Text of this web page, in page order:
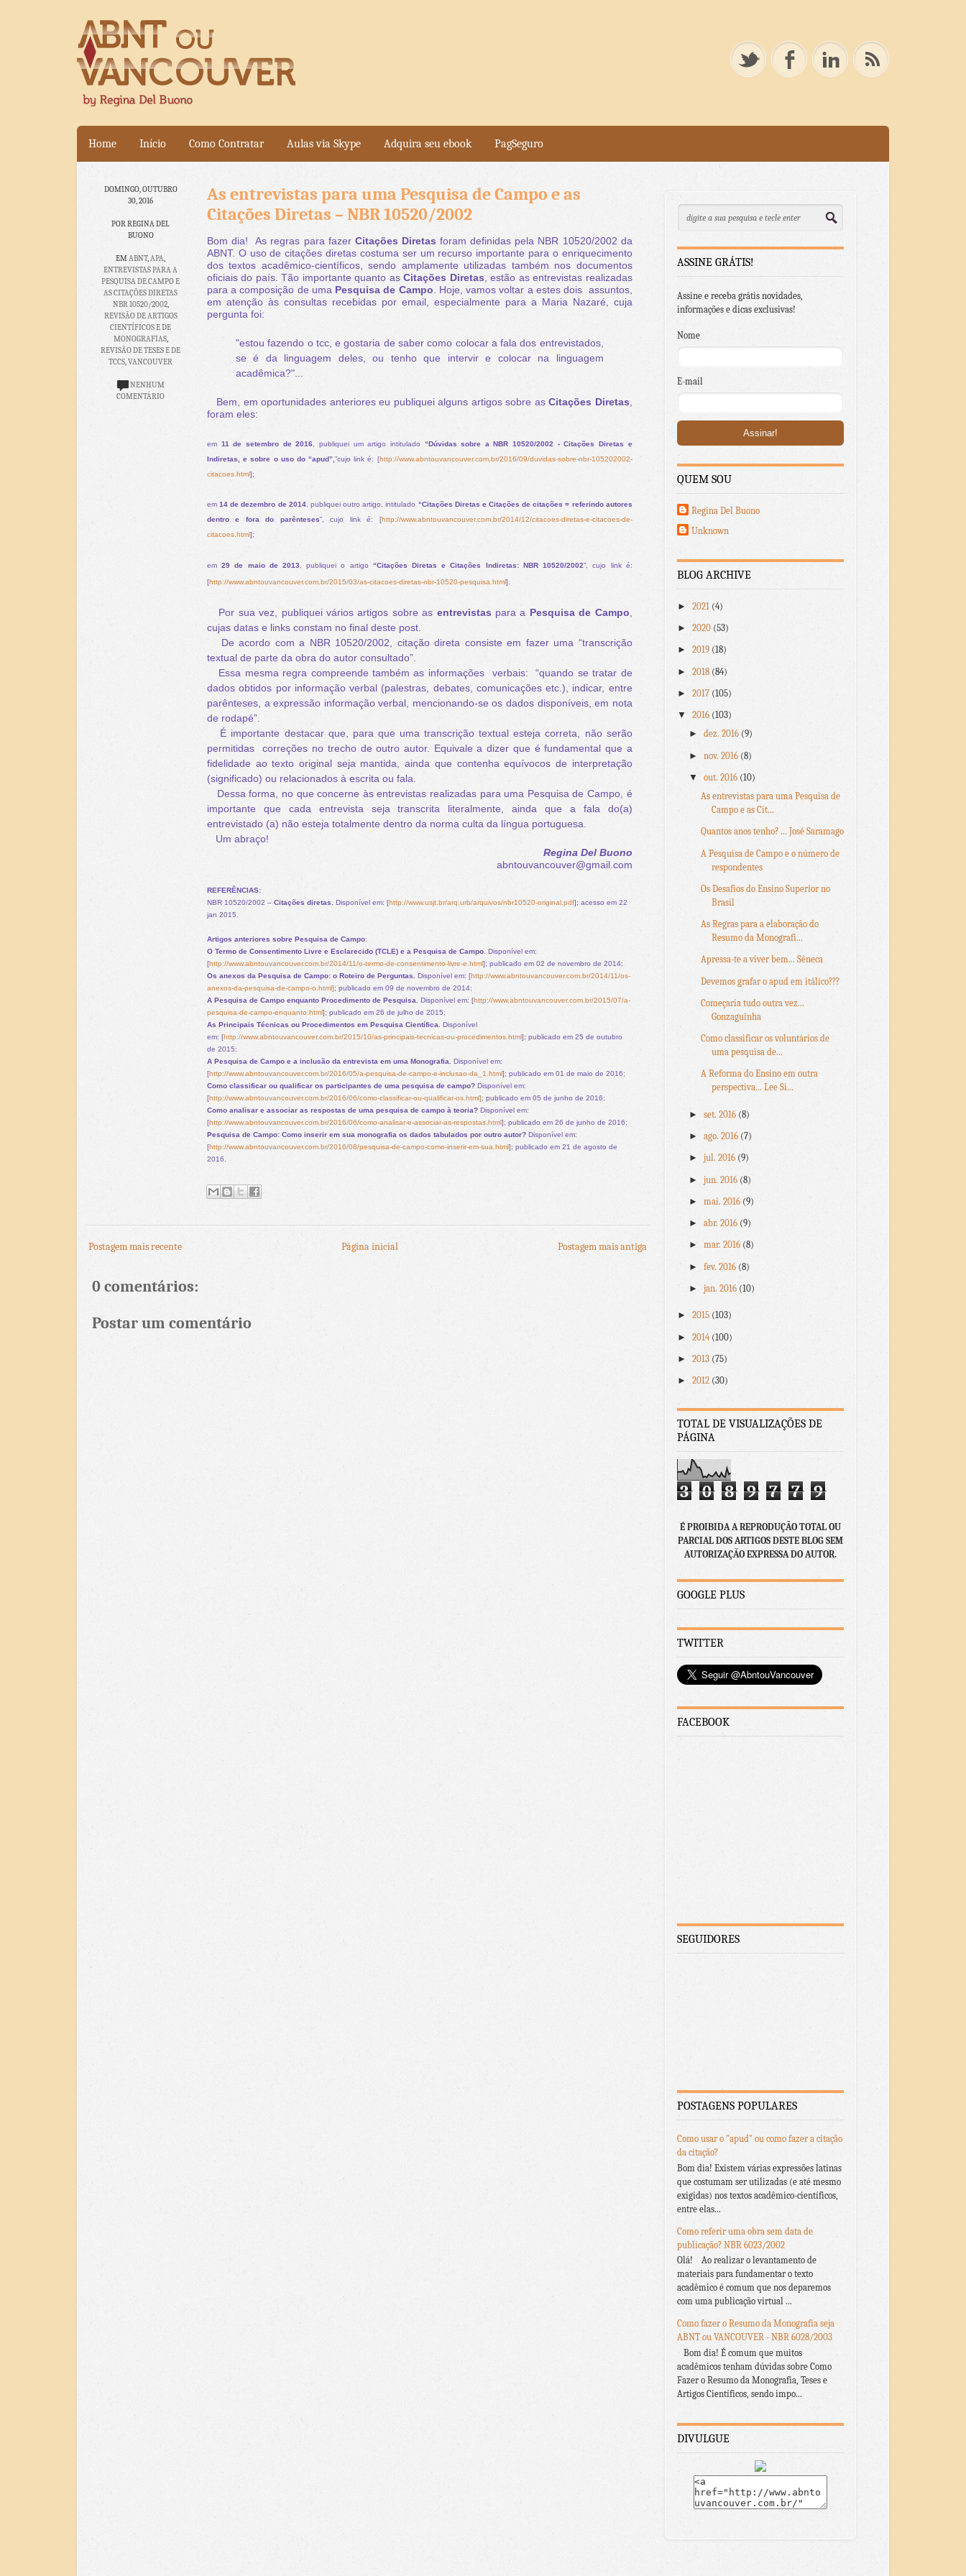
Home Início Como Contratar Aulas via Skype Adquira seu ebook PagSeguro
DOMINGO, OUTUBRO
30, 2016
POR REGINA DEL
BUONO
EMABNT,APA,
ENTREVISTAS PARA A
PESQUISA DE CAMPO E
AS CITAÇÕES DIRETAS
NBR 10520/2002,
REVISÃO DE ARTIGOS
CIENTÍFICOS E DE
MONOGRAFIAS,
REVISÃO DE TESES E DE
TCCS,VANCOUVER
NENHUM
COMENTÁRIO
As entrevistas para uma Pesquisa de Campo e as
Citações Diretas – NBR 10520/2002
Bom dia! As regras para fazer Citações Diretas foram definidas pela NBR 10520/2002 da
ABNT. O uso de citações diretas costuma ser um recurso importante para o enriquecimento
dos textos acadêmico-científicos, sendo amplamente utilizadas também nos documentos
oficiais do país. Tão importante quanto asCitações Diretas , estão as entrevistas realizadas
para a composição de uma Pesquisa de Campo . Hoje, vamos voltar a estes dois assuntos,
em atenção às consultas recebidas por email, especialmente para a Maria Nazaré, cuja
pergunta foi:
"estou fazendo o tcc, e gostaria de saber como colocar a fala dos entrevistados,
se é da linguagem deles, ou tenho que intervir e colocar na linguagem
acadêmica?"...
Bem, em oportunidades anteriores eu publiquei alguns artigos sobre asCitações Diretas
foram eles:
em 11 de setembro de 2016 , publiquei um artigo intitulado “Dúvidas sobre a NBR 10520/2002 - Citações Diretas e
Indiretas, e sobre o uso do “apud”,”cujo link é: [http://www.abntouvancouver.com.br/2016/09/duvidas-sobre-nbr-105202002-
citacoes.html];
em14 de dezembro de 2014, publiquei outro artigo, intitulado “Citações Diretas e Citações de citações = referindo autores
dentro e fora do parênteses”, cujo link é: [http://www.abntouvancouver.com.br/2014/12/citacoes-diretas-e-citacoes-de-
citacoes.html];
em29 de maio de 2013 , publiquei o artigo “Citações Diretas e Citações Indiretas: NBR 10520/2002”, cujo link é:
[http://www.abntouvancouver.com.br/2015/03/as-citacoes-diretas-nbr-10520-pesquisa.html].
Por sua vez, publiquei vários artigos sobre as entrevistas para a Pesquisa de Campo
cujas datas e links constam no final deste post.
De acordo com a NBR 10520/2002, citação direta consiste em fazer uma “transcrição
textual de parte da obra do autor consultado”.
Essa mesma regra compreende também as informações verbais: “quando se tratar de
dados obtidos por informação verbal (palestras, debates, comunicações etc.), indicar, entre
parênteses, a expressão informação verbal, mencionando-se os dados disponíveis, em nota
de rodapé”.
É importante destacar que, para que uma transcrição textual esteja correta, não serão
permitidas
correções no trecho de outro autor. Equivale a dizer que é fundamental que a
fidelidade ao texto original seja mantida, ainda que contenha equívocos de interpretação
(significado) ou relacionados à escrita ou fala.
Dessa forma, no que concerne às entrevistas realizadas para uma Pesquisa de Campo, é
importante que cada entrevista seja transcrita literalmente, ainda que a fala do(a)
entrevistado (a) não esteja totalmente dentro da norma culta da língua portuguesa.
Um abraço!
Regina Del Buono
abntouvancouver@gmail.com
REFERÊNCIAS:
NBR 10520/2002 – Citações diretas. Disponível em: [http://www.usjt.br/arq.urb/arquivos/nbr10520-original.pdf]; acesso em 22
jan 2015.
Artigos anteriores sobre Pesquisa de Campo:
O Termo de Consentimento Livre e Esclarecido (TCLE) e a Pesquisa de Campo . Disponível em:
[http://www.abntouvancouver.com.br/2014/11/o-termo-de-consentimento-livre-e.html]; publicado em 02 de novembro de 2014;
Os anexos da Pesquisa de Campo: o Roteiro de Perguntas. Disponível em: [http://www.abntouvancouver.com.br/2014/11/os-
anexos-da-pesquisa-de-campo-o.html]; publicado em 09 de novembro de 2014;
A Pesquisa de Campo enquanto Procedimento de Pesquisa. Disponível em: [http://www.abntouvancouver.com.br/2015/07/a-
pesquisa-de-campo-enquanto.html]; publicado em 26 de julho de 2015;
As Principais Técnicas ou Procedimentos em Pesquisa Científica. Disponível
em: [http://www.abntouvancouver.com.br/2015/10/as-principais-tecnicas-ou-procedimentos.html]; publicado em 25 de outubro
de 2015;
A Pesquisa de Campo e a inclusão da entrevista em uma Monografia. Disponível em:
[http://www.abntouvancouver.com.br/2016/05/a-pesquisa-de-campo-e-inclusao-da_1.html]; publicado em 01 de maio de 2016;
Como classificar ou qualificar os participantes de uma pesquisa de campo? Disponível em:
[http://www.abntouvancouver.com.br/2016/06/como-classificar-ou-qualificar-os.html]; publicado em 05 de junho de 2016;
Como analisar e associar as respostas de uma pesquisa de campo à teoria? Disponível em:
[http://www.abntouvancouver.com.br/2016/06/como-analisar-e-associar-as-respostas.html]; publicado em 26 de junho de 2016;
Pesquisa de Campo: Como inserir em sua monografia os dados tabulados por outro autor? Disponível em:
[http://www.abntouvancouver.com.br/2016/08/pesquisa-de-campo-como-inserir-em-sua.html]; publicado em 21 de agosto de
2016.
Postagem mais recente Postagem mais antiga
Página inicial
0 comentários:
Postar um comentário
ASSINE GRÁTIS!
Assine e receba grátis novidades,
informações e dicas exclusivas!
Nome
E-mail
QUEM SOU
Regina Del Buono
Unknown
BLOG ARCHIVE
►2021 (4)
►2020 (53)
►2019 (18)
►2018 (84)
►2017 (105)
▼2016 (103)
► dez. 2016 (9)
► nov. 2016 (8)
▼ out. 2016 (10)
As entrevistas para uma Pesquisa de
Campo e as Cit...
Quantos anos tenho? ... José Saramago
A Pesquisa de Campo e o número de
respondentes
Os Desafios do Ensino Superior no
Brasil
As Regras para a elaboração do
Resumo da Monografi...
Apressa-te a viver bem... Sêneca
Devemos grafar o apud em itálico???
Começaria tudo outra vez...
Gonzaguinha
Como classificar os voluntários de
uma pesquisa de...
A Reforma do Ensino em outra
perspectiva... Lee Si...
► set. 2016 (8)
► ago. 2016 (7)
► jul. 2016 (9)
► jun. 2016 (8)
► mai. 2016 (9)
► abr. 2016 (9)
► mar. 2016 (8)
► fev. 2016 (8)
► jan. 2016 (10)
►2015 (103)
►2014 (100)
►2013 (75)
►2012 (30)
TOTAL DE VISUALIZAÇÕES DE
PÁGINA
3 0 8 9 7 7 9
É PROIBIDA A REPRODUÇÃO TOTAL OU
PARCIAL DOS ARTIGOS DESTE BLOG SEM
AUTORIZAÇÃO EXPRESSA DO AUTOR.
GOOGLE PLUS
TWITTER
FACEBOOK
SEGUIDORES
POSTAGENS POPULARES
Como usar o "apud" ou como fazer a citação
da citação?
Bom dia! Existem várias expressões latinas
que costumam ser utilizadas (e até mesmo
exigidas) nos textos acadêmico-científicos,
entre elas...
Como referir uma obra sem data de
publicação? NBR 6023/2002
Olá! Ao realizar o levantamento de
materiais para fundamentar o texto
acadêmico é comum que nos deparemos
com uma publicação virtual ...
Como fazer o Resumo da Monografia seja
ABNT ou VANCOUVER - NBR 6028/2003
Bom dia! É comum que muitos
acadêmicos tenham dúvidas sobre Como
Fazer o Resumo da Monografia, Teses e
Artigos Científicos, sendo impo...
DIVULGUE